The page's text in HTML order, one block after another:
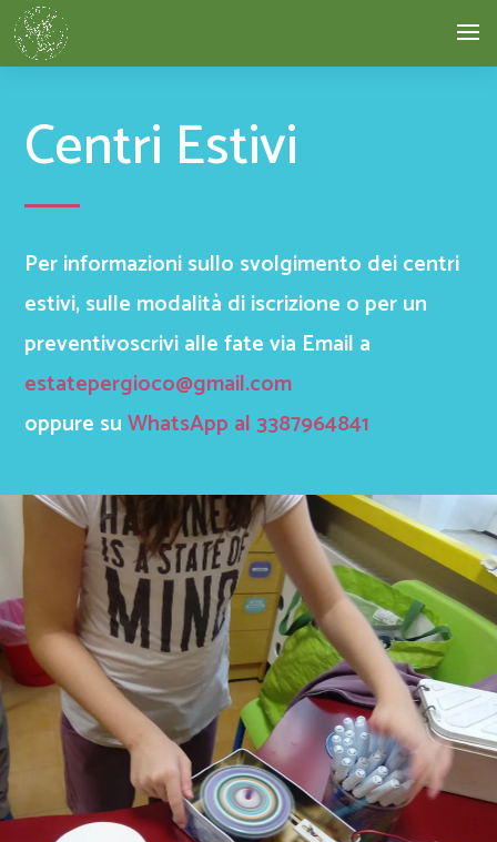
Centri Estivi
Per informazioni sullo svolgimento dei centri
estivi, sulle modalità di iscrizione o per un
preventivoscrivi alle fate via Email a
estatepergioco@gmail.com
oppure suWhatsApp ​al 3387964841